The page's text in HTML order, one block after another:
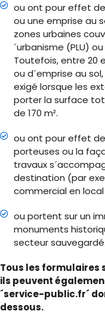
ou ont pour effet
ou une emprise au
zones urbaines
´urbanisme (PLU)
Toutefois, entre 20
ou d´emprise au
exigé lorsque les
porter la surface
de 170 m².
ou ont pour effet
porteuses ou la
travaux
destination (par
commercial en
ou portent sur un
monuments
secteur sauvegardé.
Tous les formulaires
ils peuvent
´service-public.fr´
dessous.